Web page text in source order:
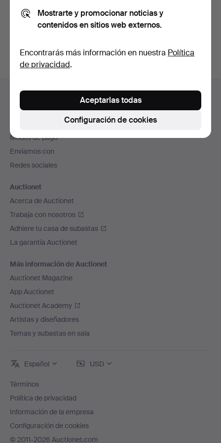
Crear cuenta
pie
de
página
Ayuda y contacto
Contacta con el servicio de atención al cliente
Todas las casas de subastas
Modos de pago
Enviamos con
Redes sociales
Auctionet
Acerca de Auctionet
Trabaja con nosotros
Adhiere tu casa de subastas
La garantía Auctionet
Más información de Auctionet
Auctionet Magazine
App Auctionet
Auctionet Academy
Artistas y diseñadores
Temas y subastas en sala
Español USD
Términos
Política de privacidad
Información de la empresa
Configuración de cookies
© 2011-2026 Auctionet.com
Mostrarte y promocionar noticias y
contenidos en sitios web externos.
Encontrarás más información en nuestra Política
de privacidad.
Configuración de cookies
Aceptarlas todas